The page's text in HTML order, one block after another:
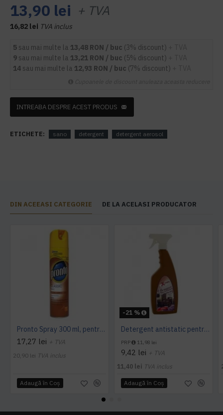
13,90 lei + TVA
16,82 lei TVA inclus
5 sau mai multe la 13,48 RON / buc (3% discount)
9 sau mai multe la 13,21 RON / buc (5% discount)
14 sau mai multe la 12,93 RON / buc (7% discount)
INTREABA DESPRE ACEST PRODUS
ETICHETE: sano detergent detergent aerosol
DIN ACEEASI CATEGORIE DE LA ACELASI PRODUCATOR
Pronto Spray 300 ml, pentru mobila
17,27 lei + TVA
20,90 lei TVA inclus
Adaugă în Coş
-21 %
Detergent antistatic pentru mobila, AQAS, 750 ml
PRP 11,98 lei
9,42 lei + TVA
11,40 lei TVA inclus
Adaugă în Coş